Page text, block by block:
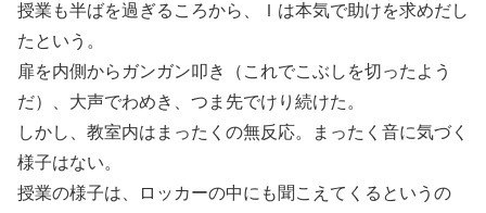
授業も半ばを過ぎるころから、Ｉは本気で助けを求めだし
たという。
扉を内側からガンガン叩き（これでこぶしを切ったよう
だ）、大声でわめき、つま先でけり続けた。
しかし、教室内はまったくの無反応。まったく音に気づく
様子はない。
授業の様子は、ロッカーの中にも聞こえてくるというの